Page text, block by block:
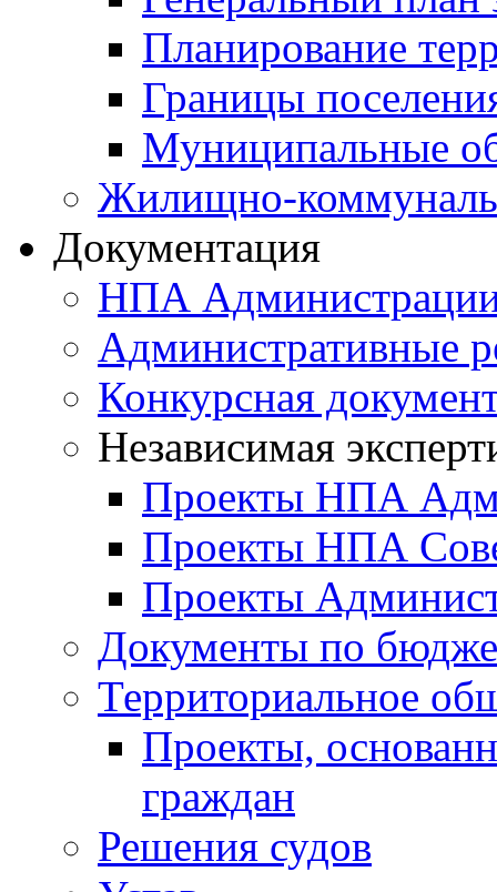
Планирование
Границы
Муниципальные
Жилищно-
Документация
НПА
Административные
Конкурсная
Независимая
Проекты НПА
Проекты НПА
Проекты
Документы по
Территориальное
Проекты,
граждан
Решения судов